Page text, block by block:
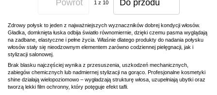
Powrót 1 z 10 Do przodu
Zdrowy połysk to jeden z najważniejszych wyznaczników dobrej kondycji włosów.
Gładka, domknięta łuska odbija światło równomiernie, dzięki czemu pasma wyglądają
na zadbane, elastyczne i pełne życia. Właśnie dlatego produkty do nadania połysku
włosów stały się nieodzownym elementem zarówno codziennej pielęgnacji, jak i
stylizacji salonowej.
Brak blasku najczęściej wynika z przesuszenia, uszkodzeń mechanicznych,
zabiegów chemicznych lub nadmiernej stylizacji na gorąco. Profesjonalne kosmetyki
shine działają wielopoziomowo – wygładzają strukturę włosa, uzupełniają ubytki oraz
tworzą lekki film ochronny, który potęguje efekt tafli.